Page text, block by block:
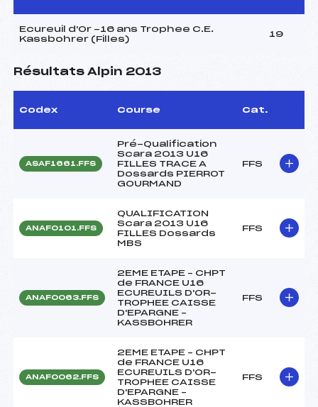
Ecureuil d'Or -16 ans Trophee C.E.
Kassbohrer (Filles)
19
Résultats Alpin 2013
Codex Course Cat.
ASAF1661.FFS
Pré-Qualification
Scara 2013 U16
FILLES TRACE A
Dossards PIERROT
GOURMAND
FFS
ANAF0101.FFS
QUALIFICATION
Scara 2013 U16
FILLES Dossards
MBS
FFS
ANAF0063.FFS
2EME ETAPE – CHPT
de FRANCE U16
ECUREUILS D'OR-
TROPHEE CAISSE
D'EPARGNE –
KASSBOHRER
FFS
ANAF0062.FFS
2EME ETAPE – CHPT
de FRANCE U16
ECUREUILS D'OR-
TROPHEE CAISSE
D'EPARGNE –
KASSBOHRER
FFS